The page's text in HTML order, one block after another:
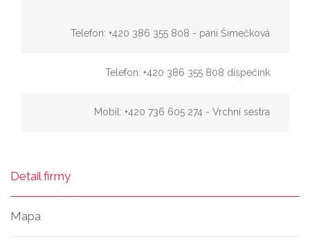
Telefon: +420 386 355 808 - paní Šimečková
Telefon: +420 386 355 808 dispečink
Mobil: +420 736 605 274 - Vrchní sestra
Detail firmy
Mapa